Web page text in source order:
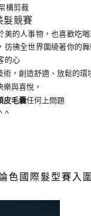
構剪裁
髮競賽
美的人事物，也喜歡吃
彷彿全世界圍繞著你的舞
的心
術，創造舒適、放鬆的環
與喜悅，
皮毛囊任何上問題
^
色國際髮型賽入